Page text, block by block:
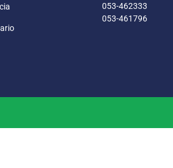
053-462333
053-461796